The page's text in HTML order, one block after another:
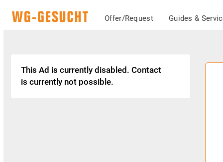
Offer/Request Guides &
This Ad is currently disabled. Contact
is currently not possible.